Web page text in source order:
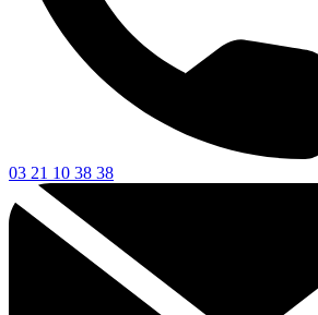
03 21 10 38 38